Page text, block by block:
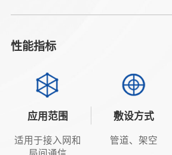
性能指标
应用范围
适用于接入网和
敷设方式
管道、架空